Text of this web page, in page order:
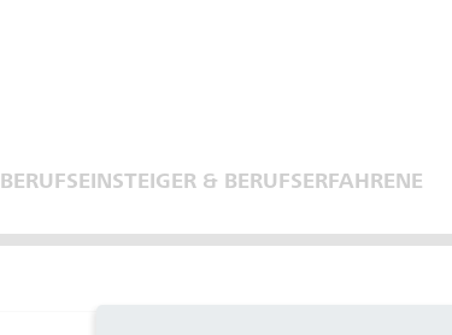
BERUFSEINSTEIGER & BERUFSERFAHRENE